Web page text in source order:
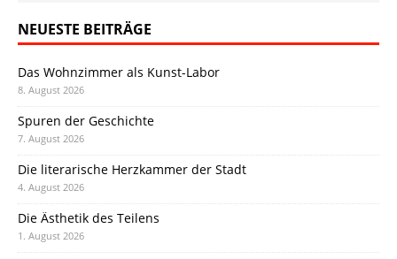
NEUESTE BEITRÄGE
Das Wohnzimmer als Kunst-Labor
8. August 2026
Spuren der Geschichte
7. August 2026
Die literarische Herzkammer der Stadt
4. August 2026
Die Ästhetik des Teilens
1. August 2026